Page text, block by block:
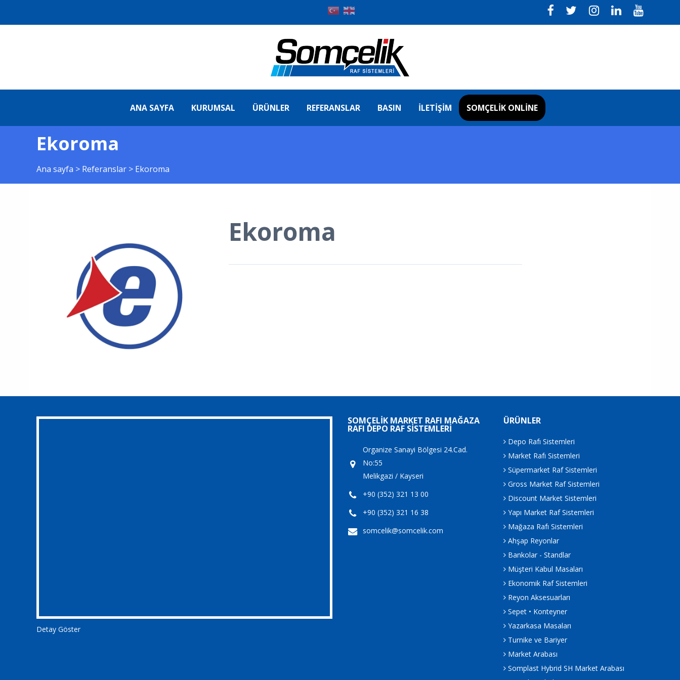
ANA SAYFA KURUMSAL ÜRÜNLER REFERANSLAR BASIN İLETIŞIM SOMÇELIK ONLINE
Ekoroma
Ana sayfa > Referanslar > Ekoroma
Ekoroma
Detay Göster
SOMÇELIK MARKET RAFI MAĞAZA
RAFI DEPO RAF SISTEMLERI
Organize Sanayi Bölgesi 24.Cad.
No:55
Melikgazi / Kayseri
+90 (352) 321 13 00
+90 (352) 321 16 38
somcelik@somcelik.com
ÜRÜNLER
Depo Rafı Sistemleri
Market Rafı Sistemleri
Süpermarket Raf Sistemleri
Gross Market Raf Sistemleri
Discount Market Sistemleri
Yapı Market Raf Sistemleri
Mağaza Rafı Sistemleri
Ahşap Reyonlar
Bankolar - Standlar
Müşteri Kabul Masaları
Ekonomik Raf Sistemleri
Reyon Aksesuarları
Sepet • Konteyner
Yazarkasa Masaları
Turnike ve Bariyer
Market Arabası
Somplast Hybrid SH Market Arabası